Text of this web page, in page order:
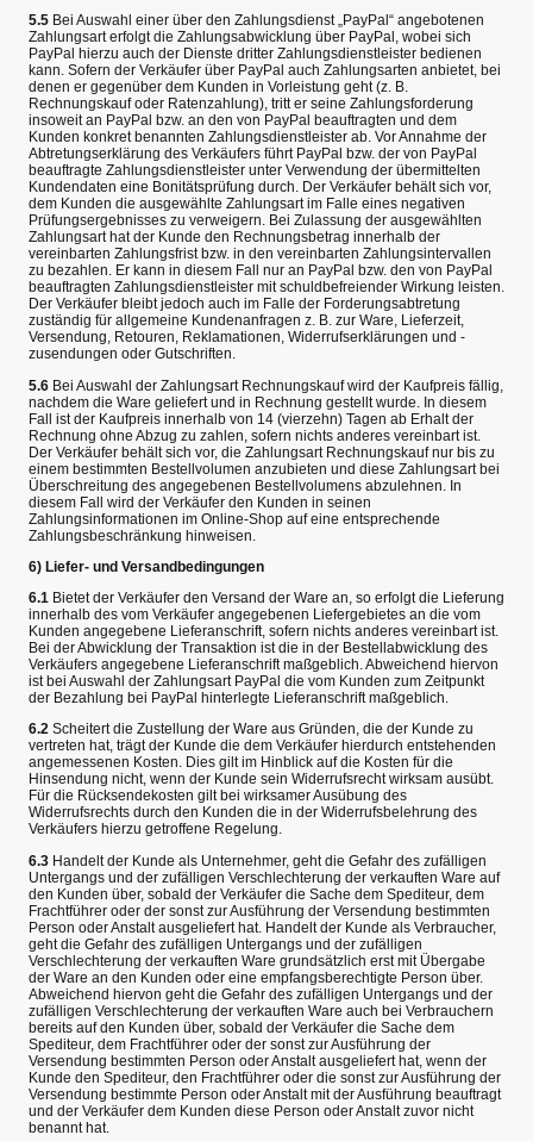
5.5 Bei Auswahl einer über den Zahlungsdienst „PayPal“ angebotenen
Zahlungsart erfolgt die Zahlungsabwicklung über PayPal, wobei sich
PayPal hierzu auch der Dienste dritter Zahlungsdienstleister bedienen
kann. Sofern der Verkäufer über PayPal auch Zahlungsarten anbietet, bei
denen er gegenüber dem Kunden in Vorleistung geht (z. B.
Rechnungskauf oder Ratenzahlung), tritt er seine Zahlungsforderung
insoweit an PayPal bzw. an den von PayPal beauftragten und dem
Kunden konkret benannten Zahlungsdienstleister ab. Vor Annahme der
Abtretungserklärung des Verkäufers führt PayPal bzw. der von PayPal
beauftragte Zahlungsdienstleister unter Verwendung der übermittelten
Kundendaten eine Bonitätsprüfung durch. Der Verkäufer behält sich vor,
dem Kunden die ausgewählte Zahlungsart im Falle eines negativen
Prüfungsergebnisses zu verweigern. Bei Zulassung der ausgewählten
Zahlungsart hat der Kunde den Rechnungsbetrag innerhalb der
vereinbarten Zahlungsfrist bzw. in den vereinbarten Zahlungsintervallen
zu bezahlen. Er kann in diesem Fall nur an PayPal bzw. den von PayPal
beauftragten Zahlungsdienstleister mit schuldbefreiender Wirkung leisten.
Der Verkäufer bleibt jedoch auch im Falle der Forderungsabtretung
zuständig für allgemeine Kundenanfragen z. B. zur Ware, Lieferzeit,
Versendung, Retouren, Reklamationen, Widerrufserklärungen und -
zusendungen oder Gutschriften.
5.6 Bei Auswahl der Zahlungsart Rechnungskauf wird der Kaufpreis fällig,
nachdem die Ware geliefert und in Rechnung gestellt wurde. In diesem
Fall ist der Kaufpreis innerhalb von 14 (vierzehn) Tagen ab Erhalt der
Rechnung ohne Abzug zu zahlen, sofern nichts anderes vereinbart ist.
Der Verkäufer behält sich vor, die Zahlungsart Rechnungskauf nur bis zu
einem bestimmten Bestellvolumen anzubieten und diese Zahlungsart bei
Überschreitung des angegebenen Bestellvolumens abzulehnen. In
diesem Fall wird der Verkäufer den Kunden in seinen
Zahlungsinformationen im Online-Shop auf eine entsprechende
Zahlungsbeschränkung hinweisen.
6) Liefer- und Versandbedingungen
6.1 Bietet der Verkäufer den Versand der Ware an, so erfolgt die Lieferung
innerhalb des vom Verkäufer angegebenen Liefergebietes an die vom
Kunden angegebene Lieferanschrift, sofern nichts anderes vereinbart ist.
Bei der Abwicklung der Transaktion ist die in der Bestellabwicklung des
Verkäufers angegebene Lieferanschrift maßgeblich. Abweichend hiervon
ist bei Auswahl der Zahlungsart PayPal die vom Kunden zum Zeitpunkt
der Bezahlung bei PayPal hinterlegte Lieferanschrift maßgeblich.
6.2 Scheitert die Zustellung der Ware aus Gründen, die der Kunde zu
vertreten hat, trägt der Kunde die dem Verkäufer hierdurch entstehenden
angemessenen Kosten. Dies gilt im Hinblick auf die Kosten für die
Hinsendung nicht, wenn der Kunde sein Widerrufsrecht wirksam ausübt.
Für die Rücksendekosten gilt bei wirksamer Ausübung des
Widerrufsrechts durch den Kunden die in der Widerrufsbelehrung des
Verkäufers hierzu getroffene Regelung.
6.3 Handelt der Kunde als Unternehmer, geht die Gefahr des zufälligen
Untergangs und der zufälligen Verschlechterung der verkauften Ware auf
den Kunden über, sobald der Verkäufer die Sache dem Spediteur, dem
Frachtführer oder der sonst zur Ausführung der Versendung bestimmten
Person oder Anstalt ausgeliefert hat. Handelt der Kunde als Verbraucher,
geht die Gefahr des zufälligen Untergangs und der zufälligen
Verschlechterung der verkauften Ware grundsätzlich erst mit Übergabe
der Ware an den Kunden oder eine empfangsberechtigte Person über.
Abweichend hiervon geht die Gefahr des zufälligen Untergangs und der
zufälligen Verschlechterung der verkauften Ware auch bei Verbrauchern
bereits auf den Kunden über, sobald der Verkäufer die Sache dem
Spediteur, dem Frachtführer oder der sonst zur Ausführung der
Versendung bestimmten Person oder Anstalt ausgeliefert hat, wenn der
Kunde den Spediteur, den Frachtführer oder die sonst zur Ausführung der
Versendung bestimmte Person oder Anstalt mit der Ausführung beauftragt
und der Verkäufer dem Kunden diese Person oder Anstalt zuvor nicht
benannt hat.